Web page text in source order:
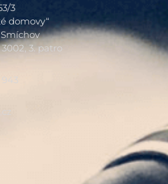
3
domovy“
3. patro